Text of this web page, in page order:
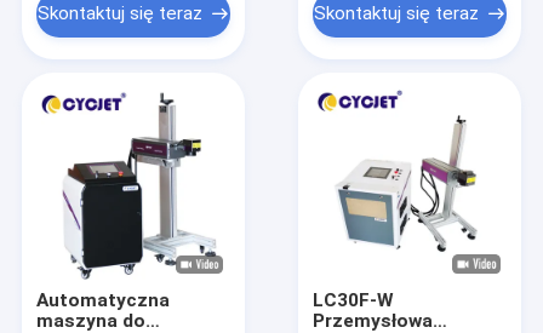
Skontaktuj się teraz Skontaktuj się teraz
Automatyczna
maszyna do
LC30F-W
Przemysłowa